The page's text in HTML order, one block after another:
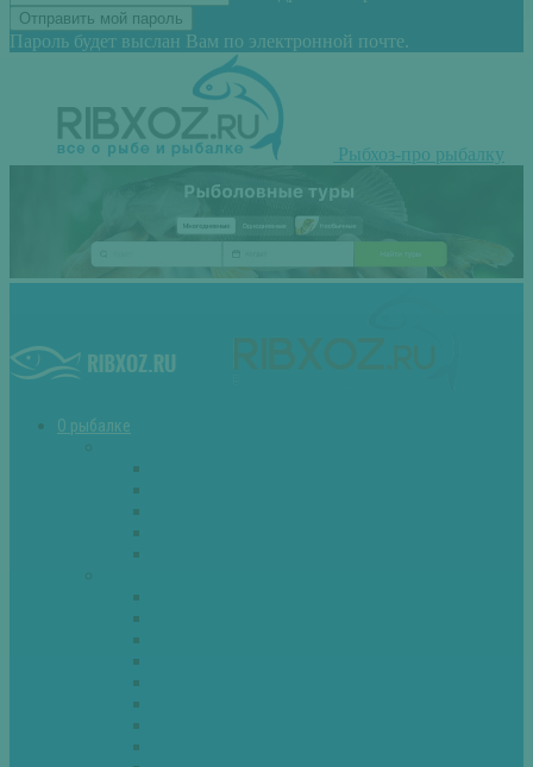
Пароль будет выслан Вам по электронной почте.
Рыбхоз-про рыбалку
О рыбалке